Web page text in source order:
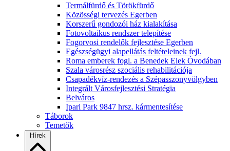
Termálfürdő és Törökfürdő
Közösségi tervezés Egerben
Korszerű gondozói ház kialakítása
Fotovoltaikus rendszer telepítése
Fogorvosi rendelők fejlesztése Egerben
Egészségügyi alapellátás feltételeinek fejl.
Roma emberek fogl. a Benedek Elek Óvodában
Szala városrész szociális rehabilitációja
Csapadékvíz-rendezés a Szépasszonyvölgyben
Integrált Városfejlesztési Stratégia
Belváros
Ipari Park 9847 hrsz. kármentesítése
Táborok
Temetők
Hírek